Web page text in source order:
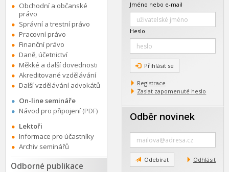
Obchodní a občanské
právo
Správní a trestní právo
Pracovní právo
Finanční právo
Daně, účetnictví
Měkké a další dovednosti
Akreditované vzdělávání
Další vzdělávání advokátů
On-line semináře
Návod pro připojení (PDF)
Lektoři
Informace pro účastníky
Archiv seminářů
Odborné publikace
Jméno nebo e-mail
Heslo
Přihlásit se
Registrace
Zaslat zapomenuté heslo
Odběr novinek
Zadejte
mail
Odebírat Odhlásit